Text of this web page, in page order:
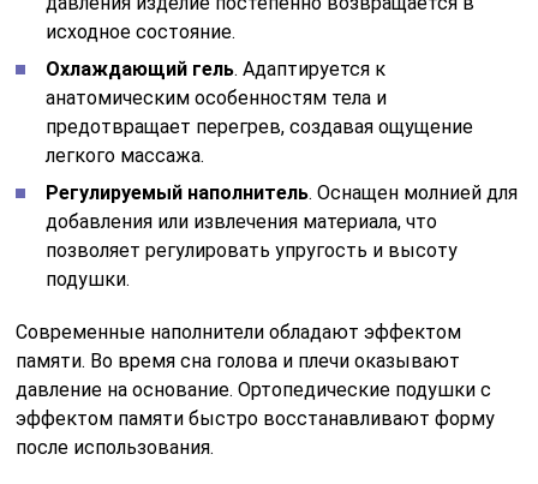
исходное состояние.
Охлаждающий гель. Адаптируется к
анатомическим особенностям тела и
предотвращает перегрев, создавая ощущение
легкого массажа.
Регулируемый наполнитель. Оснащен молнией для
добавления или извлечения материала, что
позволяет регулировать упругость и высоту
подушки.
Современные наполнители обладают эффектом
памяти. Во время сна голова и плечи оказывают
давление на основание. Ортопедические подушки с
эффектом памяти быстро восстанавливают форму
после использования.